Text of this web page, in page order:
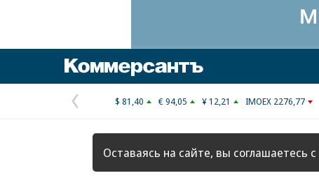
Предыдущая
страница
$ 81,40 € 94,05 ¥ 12,21 IMOEX 2276,77
Оставаясь на сайте, вы соглашаетесь с